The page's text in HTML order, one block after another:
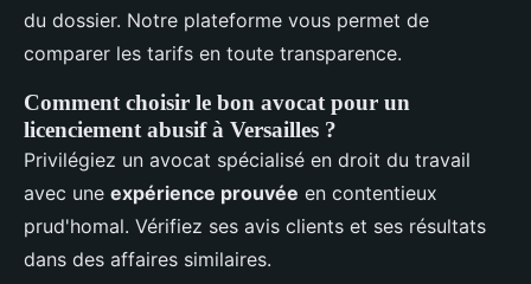
du dossier. Notre plateforme vous permet de
comparer les tarifs en toute transparence.
Comment choisir le bon avocat pour un
licenciement abusif à Versailles ?
Privilégiez un avocat spécialisé en droit du travail
avec une expérience prouvée en contentieux
prud'homal. Vérifiez ses avis clients et ses résultats
dans des affaires similaires.